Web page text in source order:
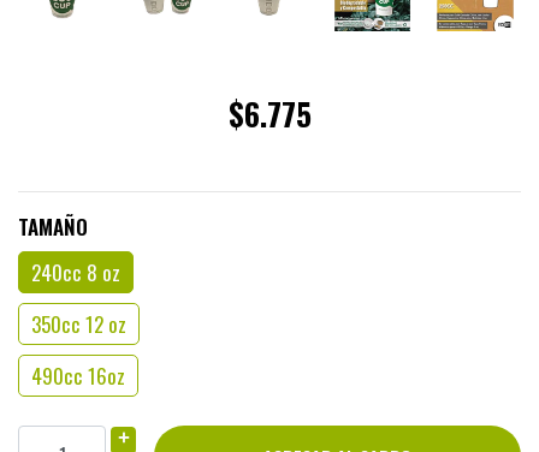
$6.775
TAMAÑO
240cc 8 oz
350cc 12 oz
490cc 16oz
+